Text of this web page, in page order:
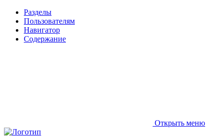
Разделы
Пользователям
Навигатор
Содержание
Открыть меню